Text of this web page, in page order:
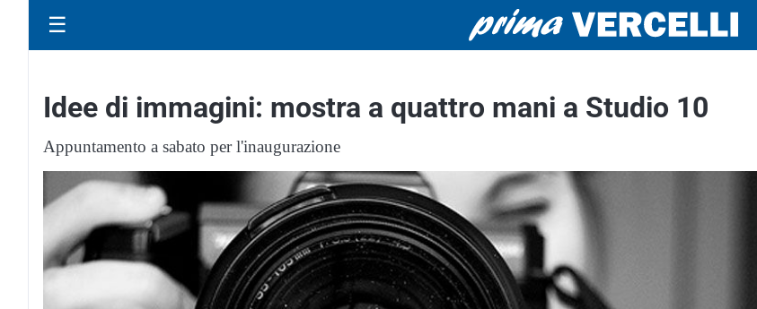
☰
Idee di immagini: mostra a quattro mani a Studio 10
Appuntamento a sabato per l'inaugurazione